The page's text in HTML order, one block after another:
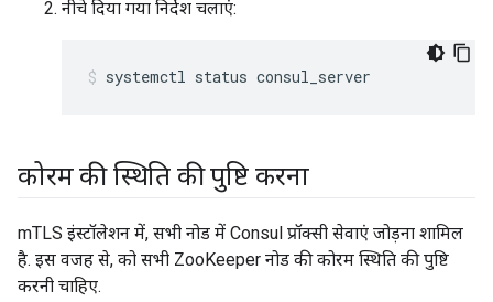
नीचे दिया गया निर्देश चलाएं:
systemctl status consul_server
कोरम की स्थिति की पुष्टि करना
mTLS इंस्टॉलेशन में, सभी नोड में Consul प्रॉक्सी सेवाएं जोड़ना शामिल
है. इस वजह से, को सभी ZooKeeper नोड की कोरम स्थिति की पुष्टि
करनी चाहिए.